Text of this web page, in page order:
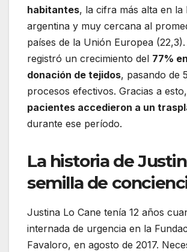
habitantes, la cifra más alta en la
argentina y muy cercana al
países de la Unión Europea
registró un crecimiento del 77%
donación de tejidos, pasando de
procesos efectivos. Gracias a esto,
pacientes accedieron a un
durante ese período.
La historia de
semilla de
Justina Lo Cane tenía 12 años
internada de urgencia en la
Favaloro, en agosto de 2017.